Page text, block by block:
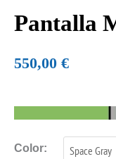
Pantalla
550,00 €
Color:
Pantalla
A2779